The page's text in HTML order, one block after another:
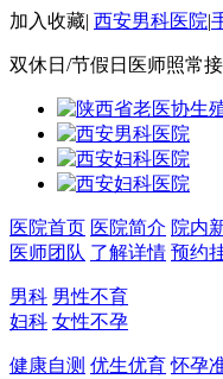
加入收藏| 西安男科医院|
双休日/节假日医师照常
医院首页 医院简介 院内
医师团队 了解详情 预约
男科 男性不育
妇科 女性不孕
健康自测 优生优育 怀孕